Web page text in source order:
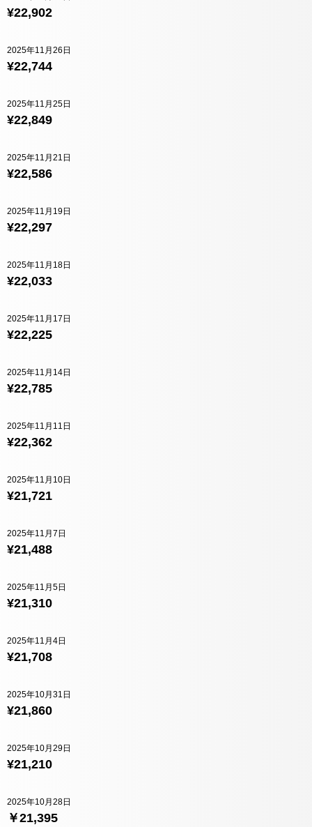
¥22,902
¥22,744
2025年11月26日
¥22,849
2025年11月25日
¥22,586
2025年11月21日
¥22,297
2025年11月19日
¥22,033
2025年11月18日
¥22,225
2025年11月17日
¥22,785
2025年11月14日
¥22,362
2025年11月11日
¥21,721
2025年11月10日
¥21,488
2025年11月7日
¥21,310
2025年11月5日
¥21,708
2025年11月4日
¥21,860
2025年10月31日
¥21,210
2025年10月29日
￥21,395
2025年10月28日